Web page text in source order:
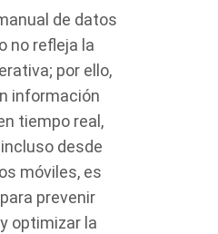
de datos
no refleja la
por ello,
información
tiemporeal,
desde
móviles, es
prevenir
optimizar la